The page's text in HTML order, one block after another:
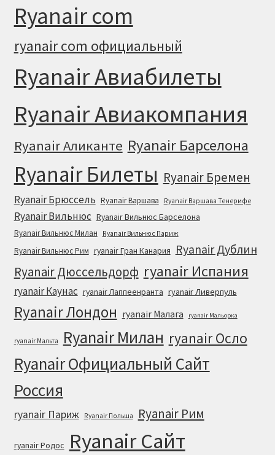
Ryanair com
ryanair com официальный
Ryanair Авиабилеты
Ryanair Авиакомпания
Ryanair Аликанте Ryanair Барселона
Ryanair Билеты Ryanair Бремен
Ryanair Брюссель Ryanair Варшава Ryanair Варшава Тенерифе
Ryanair Вильнюс Ryanair Вильнюс Барселона
Ryanair Вильнюс Милан Ryanair Вильнюс Париж
Ryanair Вильнюс Рим ryanair Гран Канария Ryanair Дублин
Ryanair Дюссельдорф ryanair Испания
ryanair Каунас ryanair Лаппеенранта ryanair Ливерпуль
Ryanair Лондон ryanair Малага ryanair Мальорка
ryanair Мальта Ryanair Милан ryanair Осло
Ryanair Официальный Cайт
Россия
ryanair Париж Ryanair Польша Ryanair Рим
ryanair Родос Ryanair Сайт